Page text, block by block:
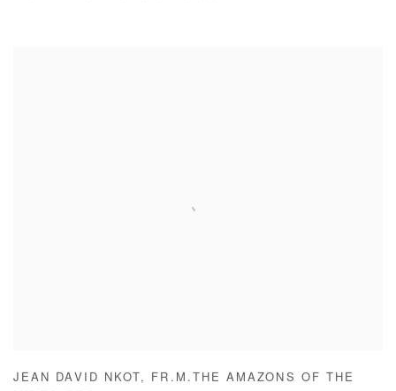
JEAN DAVID NKOT , FR.M.THE AMAZONS OF THE